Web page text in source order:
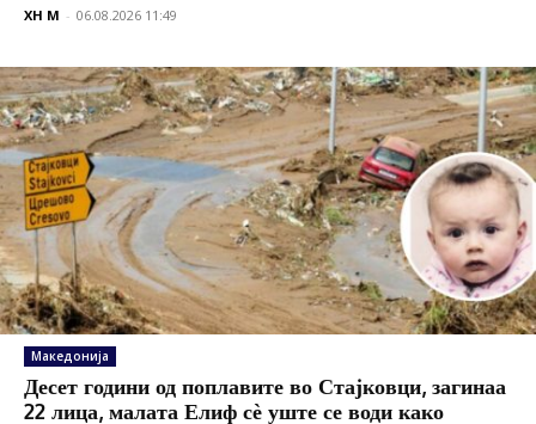
XH M - 06.08.2026 11:49
Македонија
Десет години од поплавите во Стајковци, загинаа
22 лица, малата Елиф сѐ уште се води како